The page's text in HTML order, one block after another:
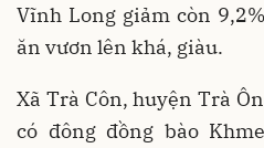
Vĩnh Long giảm còn
ăn vươn lên khá, giàu.
Xã Trà Côn, huyện Trà
có đông đồng bào